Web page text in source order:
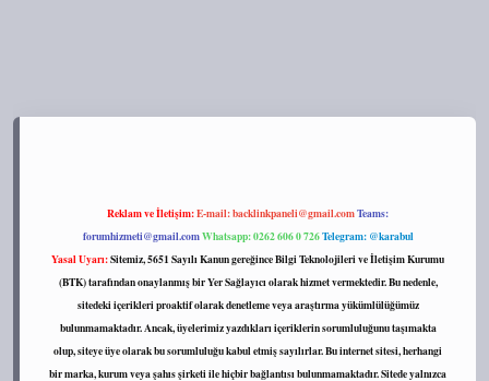
Reklam ve İletişim:E-mail:backlinkpaneli@gmail.comTeams:
forumhizmeti@gmail.comWhatsapp: 0262 606 0 726Telegram: @karabul
Yasal Uyarı:Sitemiz, 5651 Sayılı Kanun gereğince Bilgi Teknolojileri ve İletişim Kurumu
(BTK) tarafından onaylanmış bir Yer Sağlayıcı olarak hizmet vermektedir. Bu nedenle,
sitedeki içerikleri proaktif olarak denetleme veya araştırma yükümlülüğümüz
bulunmamaktadır. Ancak, üyelerimiz yazdıkları içeriklerin sorumluluğunu taşımakta
olup, siteye üye olarak bu sorumluluğu kabul etmiş sayılırlar. Bu internet sitesi, herhangi
bir marka, kurum veya şahıs şirketi ile hiçbir bağlantısı bulunmamaktadır. Sitede yalnızca